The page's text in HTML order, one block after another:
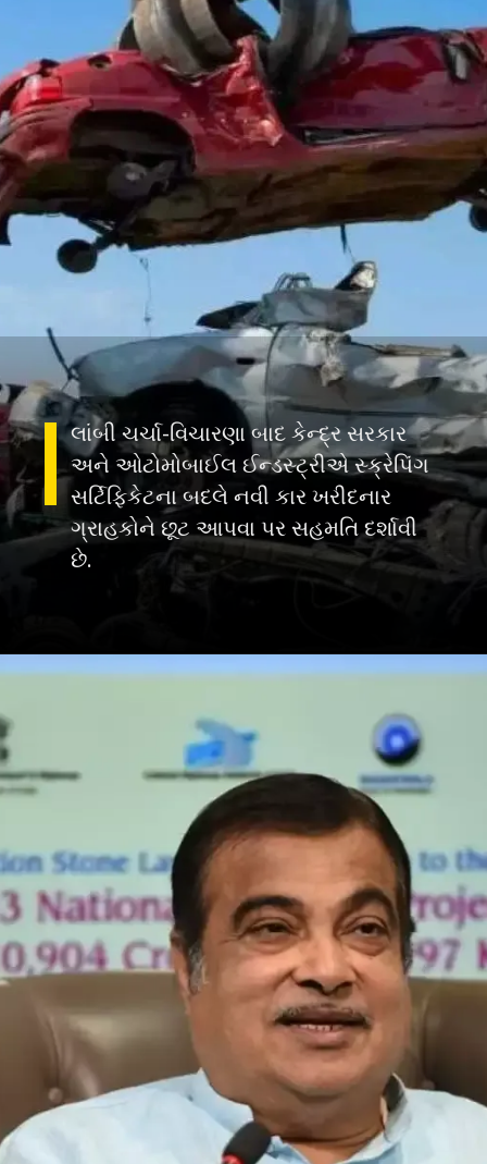
લાંબી ચર્ચા-વિચારણા બાદ કેન્દ્ર સરકાર
અને ઓટોમોબાઈલ ઈન્ડસ્ટ્રીએ સ્ક્રેપિંગ
સર્ટિફિકેટના બદલે નવી કાર ખરીદનાર
ગ્રાહકોને છૂટ આપવા પર સહમતિ દર્શાવી
છે.